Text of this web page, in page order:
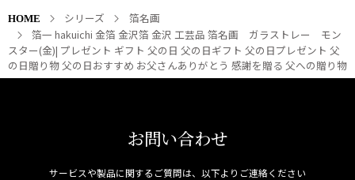
HOME シリーズ
箔名画
箔一 hakuichi 金箔 金沢箔 金沢 工芸品 箔名画 ガラストレー モン
スター(金)| プレゼント ギフト 父の日 父の日ギフト 父の日プレゼント 父
の日贈り物 父の日おすすめ お父さんありがとう 感謝を贈る 父への贈り物
お問い合わせ
サービスや製品に関するご質問は、以下よりご連絡ください